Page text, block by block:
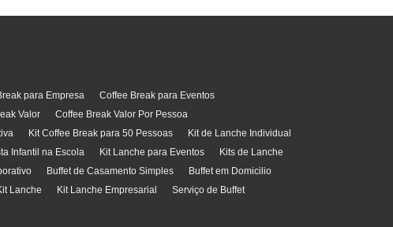
para Empresa
Coffee Break para Eventos
Valor
Coffee Break Valor Por Pessoa
Kit Coffee Break para 50 Pessoas
Kit de Lanche Individual
Infantil na Escola Kit Lanche para Eventos
Kits de Lanche
Buffet de Casamento Simples
Buffet em Domicilio
Lanche Kit Lanche Empresarial
Serviço de Buffet